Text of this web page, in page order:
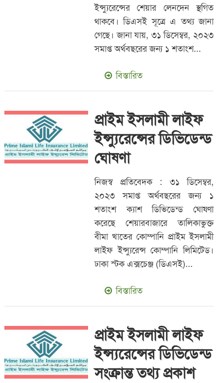
ইন্স্যুরেন্সের শেয়ার লেনদেন স্থগিত
থাকবে। ডিএসই সূত্রে এ তথ্য জানা
গেছে। জানা যায়, ৩১ ডিসেম্বর, ২০২৩
সমাপ্ত অর্থবছরের জন্য ১ শতাংশ...
বিস্তারিত
প্রাইম ইসলামী লাইফ
ইন্স্যুরেন্সের ডিভিডেন্ড
ঘোষণা
নিজস্ব প্রতিবেদক : ৩১ ডিসেম্বর,
২০২৩ সমাপ্ত অর্থবছরের জন্য ১
শতাংশ ক্যাশ ডিভিডেন্ড ঘোষণা
করেছে শেয়ারবাজারে তালিকাভুক্ত
বীমা খাতের কোম্পানি প্রাইম ইসলামী
লাইফ ইন্স্যুরেন্স কোম্পানি লিমিটেড।
ঢাকা স্টক এক্সচেঞ্জ (ডিএসই)...
বিস্তারিত
প্রাইম ইসলামী লাইফ
ইন্স্যরেন্সের ডিভিডেন্ড
সংক্রান্ত তথ্য প্রকাশ